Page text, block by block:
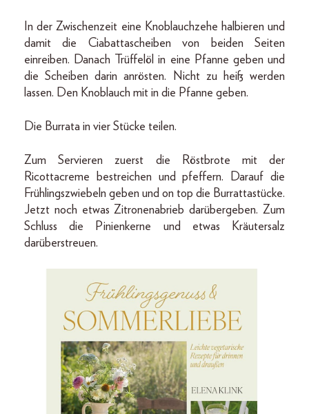
In der Zwischenzeit eine Knoblauchzehe halbieren und
damit die Ciabattascheiben von beiden Seiten
einreiben. Danach Trüffelöl in eine Pfanne geben und
die Scheiben darin anrösten. Nicht zu heiß werden
lassen. Den Knoblauch mit in die Pfanne geben.
Die Burrata in vier Stücke teilen.
Zum Servieren zuerst die Röstbrote mit der
Ricottacreme bestreichen und pfeffern. Darauf die
Frühlingszwiebeln geben und on top die Burrattastücke.
Jetzt noch etwas Zitronenabrieb darübergeben. Zum
Schluss die Pinienkerne und etwas Kräutersalz
darüberstreuen.